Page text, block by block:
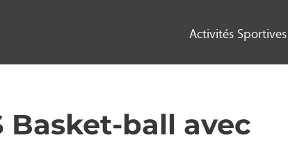
Activités Sportives
Basket-ball avec